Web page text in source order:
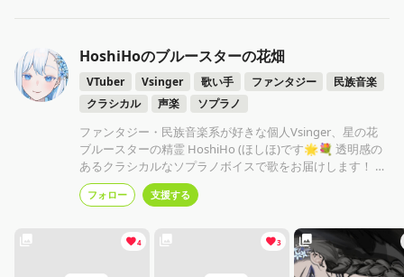
HoshiHoのブルースターの花畑
VTuber Vsinger 歌い手 ファンタジー
民族音楽
クラシカル
声楽 ソプラノ
ファンタジー・民族音楽系が好きな個人Vsinger、星の花
ブルースターの精霊 HoshiHo (ほしほ)です🌟💐 透明感の
あるクラシカルなソプラノボイスで歌をお届けします！ ※
投稿する画像は全てAI学習禁止･壁紙等個人利用の範疇を除
き無断使用禁止です。
フォロー 支援する
4 3